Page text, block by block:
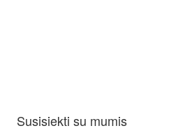
Susisiekti su mumis